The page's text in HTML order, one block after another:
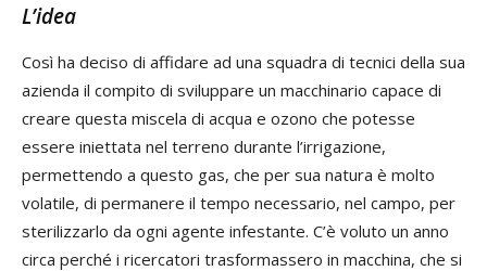
L’idea
Così ha deciso di affidare ad una squadra di tecnici della sua
azienda il compito di sviluppare un macchinario capace di
creare questa miscela di acqua e ozono che potesse
essere iniettata nel terreno durante l’irrigazione,
permettendo a questo gas, che per sua natura è molto
volatile, di permanere il tempo necessario, nel campo, per
sterilizzarlo da ogni agente infestante. C’è voluto un anno
circa perché i ricercatori trasformassero in macchina, che si